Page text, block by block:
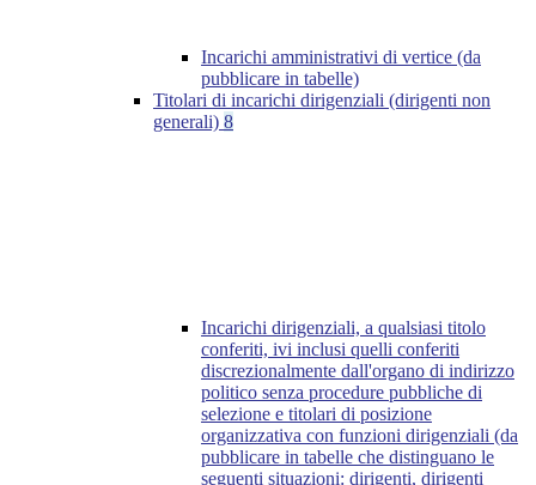
Incarichi amministrativi di vertice (da
pubblicare in tabelle)
Titolari di incarichi dirigenziali (dirigenti non
generali) 8
Incarichi dirigenziali, a qualsiasi titolo
conferiti, ivi inclusi quelli conferiti
discrezionalmente dall'organo di indirizzo
politico senza procedure pubbliche di
selezione e titolari di posizione
organizzativa con funzioni dirigenziali (da
pubblicare in tabelle che distinguano le
seguenti situazioni: dirigenti, dirigenti